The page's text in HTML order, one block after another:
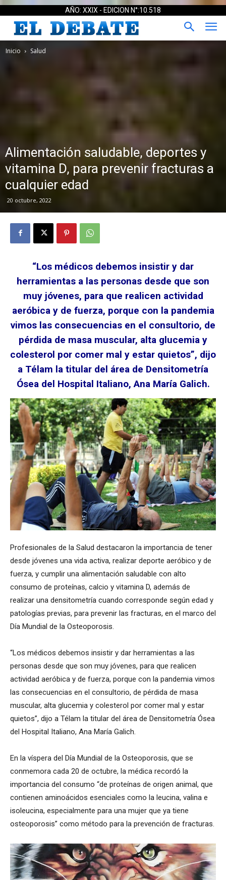
AÑO: XXIX - EDICION N°:10.518
Inicio Salud
Alimentación saludable, deportes y
vitamina D, para prevenir fracturas a
cualquier edad
20 octubre, 2022
“Los médicos debemos insistir y dar
herramientas a las personas desde que son
muy jóvenes, para que realicen actividad
aeróbica y de fuerza, porque con la pandemia
vimos las consecuencias en el consultorio, de
pérdida de masa muscular, alta glucemia y
colesterol por comer mal y estar quietos”, dijo
a Télam la titular del área de Densitometría
Ósea del Hospital Italiano, Ana María Galich.
Profesionales de la Salud destacaron la importancia de tener
desde jóvenes una vida activa, realizar deporte aeróbico y de
fuerza, y cumplir una alimentación saludable con alto
consumo de proteínas, calcio y vitamina D, además de
realizar una densitometría cuando corresponde según edad y
patologías previas, para prevenir las fracturas, en el marco del
Día Mundial de la Osteoporosis.
“Los médicos debemos insistir y dar herramientas a las
personas desde que son muy jóvenes, para que realicen
actividad aeróbica y de fuerza, porque con la pandemia vimos
las consecuencias en el consultorio, de pérdida de masa
muscular, alta glucemia y colesterol por comer mal y estar
quietos”, dijo a Télam la titular del área de Densitometría Ósea
del Hospital Italiano, Ana María Galich.
En la víspera del Día Mundial de la Osteoporosis, que se
conmemora cada 20 de octubre, la médica recordó la
importancia del consumo “de proteínas de origen animal, que
contienen aminoácidos esenciales como la leucina, valina e
isoleucina, especialmente para una mujer que ya tiene
osteoporosis” como método para la prevención de fracturas.